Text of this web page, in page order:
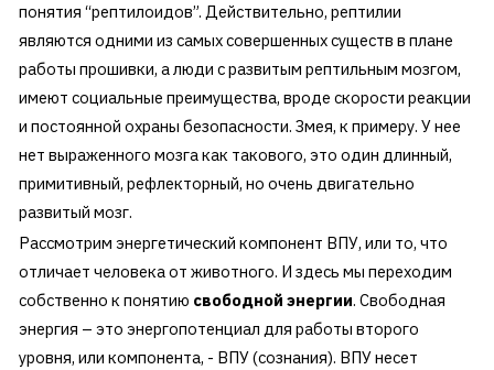
понятия “рептилоидов”. Действительно, рептилии
являются одними из самых совершенных существ в плане
работы прошивки, а люди с развитым рептильным мозгом,
имеют социальные преимущества, вроде скорости реакции
и постоянной охраны безопасности. Змея, к примеру. У нее
нет выраженного мозга как такового, это один длинный,
примитивный, рефлекторный, но очень двигательно
развитый мозг.
Рассмотрим энергетический компонент ВПУ, или то, что
отличает человека от животного. И здесь мы переходим
собственно к понятию свободной энергии. Свободная
энергия – это энергопотенциал для работы второго
уровня, или компонента, - ВПУ (сознания). ВПУ несет